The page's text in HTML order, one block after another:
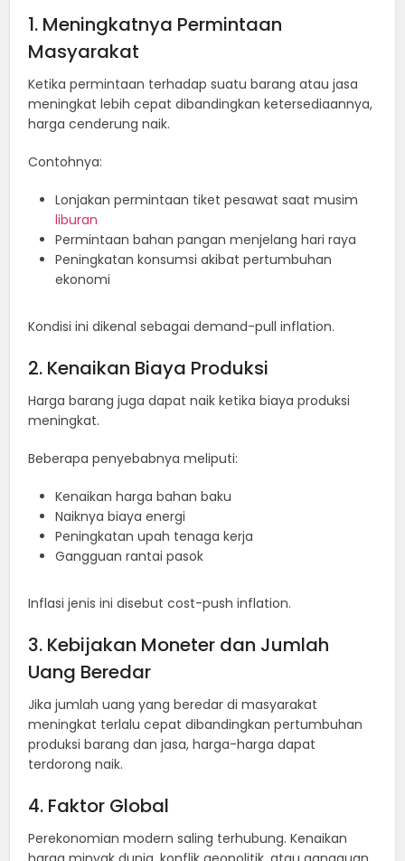
1. Meningkatnya Permintaan
Masyarakat
Ketika permintaan terhadap suatu barang atau jasa
meningkat lebih cepat dibandingkan ketersediaannya,
harga cenderung naik.
Contohnya:
Lonjakan permintaan tiket pesawat saat musim
liburan
Permintaan bahan pangan menjelang hari raya
Peningkatan konsumsi akibat pertumbuhan
ekonomi
Kondisi ini dikenal sebagai demand-pull inflation.
2. Kenaikan Biaya Produksi
Harga barang juga dapat naik ketika biaya produksi
meningkat.
Beberapa penyebabnya meliputi:
Kenaikan harga bahan baku
Naiknya biaya energi
Peningkatan upah tenaga kerja
Gangguan rantai pasok
Inflasi jenis ini disebut cost-push inflation.
3. Kebijakan Moneter dan Jumlah
Uang Beredar
Jika jumlah uang yang beredar di masyarakat
meningkat terlalu cepat dibandingkan pertumbuhan
produksi barang dan jasa, harga-harga dapat
terdorong naik.
4. Faktor Global
Perekonomian modern saling terhubung. Kenaikan